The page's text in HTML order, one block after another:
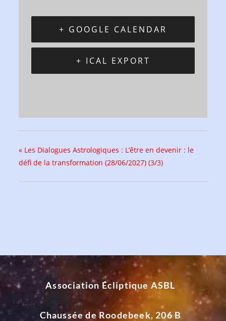
+ GOOGLE CALENDAR
+ ICAL EXPORT
« Les Dialogues Astrologiques : L’être en devenir : le
défi de la transformation (28/06/2027) (3/3)
Association Écliptique ASBL
Chaussée de Roodebeek, 206 B